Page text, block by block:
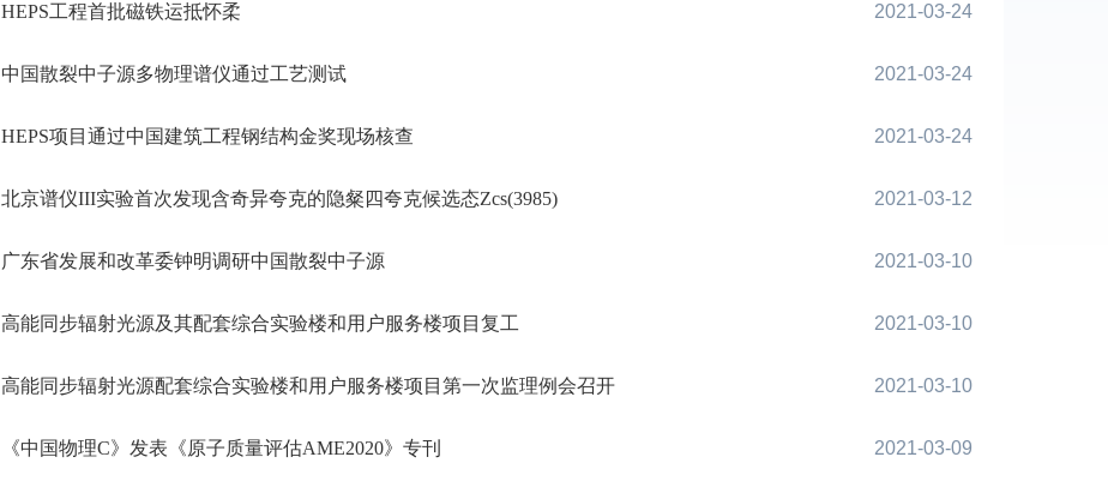
HEPS工程首批磁铁运抵怀柔 2021-03-24
中国散裂中子源多物理谱仪通过工艺测试 2021-03-24
HEPS项目通过中国建筑工程钢结构金奖现场核查 2021-03-24
北京谱仪III实验首次发现含奇异夸克的隐粲四夸克候选态Zcs(3985) 2021-03-12
广东省发展和改革委钟明调研中国散裂中子源 2021-03-10
高能同步辐射光源及其配套综合实验楼和用户服务楼项目复工 2021-03-10
高能同步辐射光源配套综合实验楼和用户服务楼项目第一次监理例会召开 2021-03-10
《中国物理C》发表《原子质量评估AME2020》专刊 2021-03-09